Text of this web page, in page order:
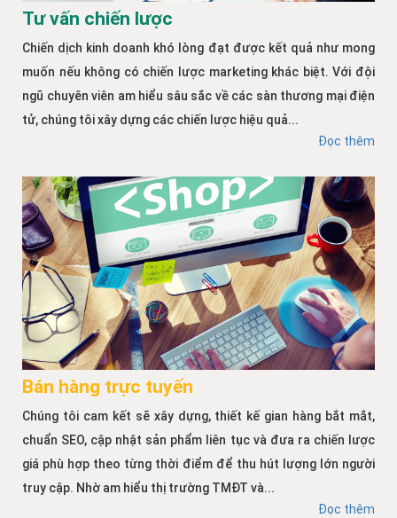
Tư vấn chiến lược
Chiến dịch kinh doanh khó lòng đạt được kết quả như mong
muốn nếu không có chiến lược marketing khác biệt. Với đội
ngũ chuyên viên am hiểu sâu sắc về các sàn thương mại điện
tử, chúng tôi xây dựng các chiến lược hiệu quả...
Đọc thêm
Bán hàng trực tuyến
Chúng tôi cam kết sẽ xây dựng, thiết kế gian hàng bắt mắt,
chuẩn SEO, cập nhật sản phẩm liên tục và đưa ra chiến lược
giá phù hợp theo từng thời điểm để thu hút lượng lớn người
truy cập. Nhờ am hiểu thị trường TMĐT và...
Đọc thêm